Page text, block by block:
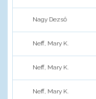
Nagy Dezső
Neff, Mary K.
Neff, Mary K.
Neff, Mary K.